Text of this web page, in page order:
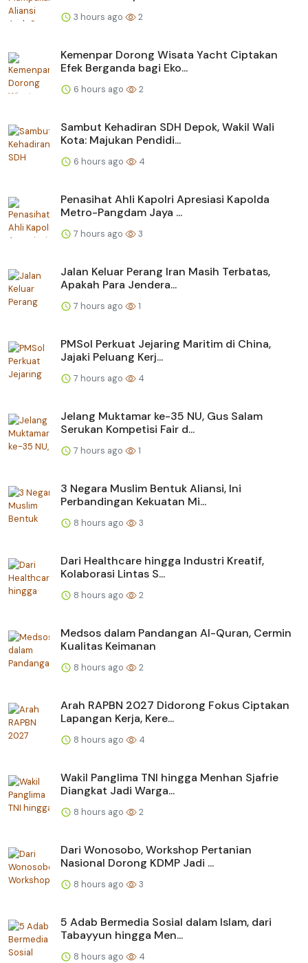
3 hours ago 2
Kemenpar Dorong Wisata Yacht Ciptakan
Efek Berganda bagi Eko...
6 hours ago 2
Sambut Kehadiran SDH Depok, Wakil Wali
Kota: Majukan Pendidi...
6 hours ago 4
Penasihat Ahli Kapolri Apresiasi Kapolda
Metro-Pangdam Jaya ...
7 hours ago 3
Jalan Keluar Perang Iran Masih Terbatas,
Apakah Para Jendera...
7 hours ago 1
PMSol Perkuat Jejaring Maritim di China,
Jajaki Peluang Kerj...
7 hours ago 4
Jelang Muktamar ke-35 NU, Gus Salam
Serukan Kompetisi Fair d...
7 hours ago 1
3 Negara Muslim Bentuk Aliansi, Ini
Perbandingan Kekuatan Mi...
8 hours ago 3
Dari Healthcare hingga Industri Kreatif,
Kolaborasi Lintas S...
8 hours ago 2
Medsos dalam Pandangan Al-Quran, Cermin
Kualitas Keimanan
8 hours ago 2
Arah RAPBN 2027 Didorong Fokus Ciptakan
Lapangan Kerja, Kere...
8 hours ago 4
Wakil Panglima TNI hingga Menhan Sjafrie
Diangkat Jadi Warga...
8 hours ago 2
Dari Wonosobo, Workshop Pertanian
Nasional Dorong KDMP Jadi ...
8 hours ago 3
5 Adab Bermedia Sosial dalam Islam, dari
Tabayyun hingga Men...
8 hours ago 4